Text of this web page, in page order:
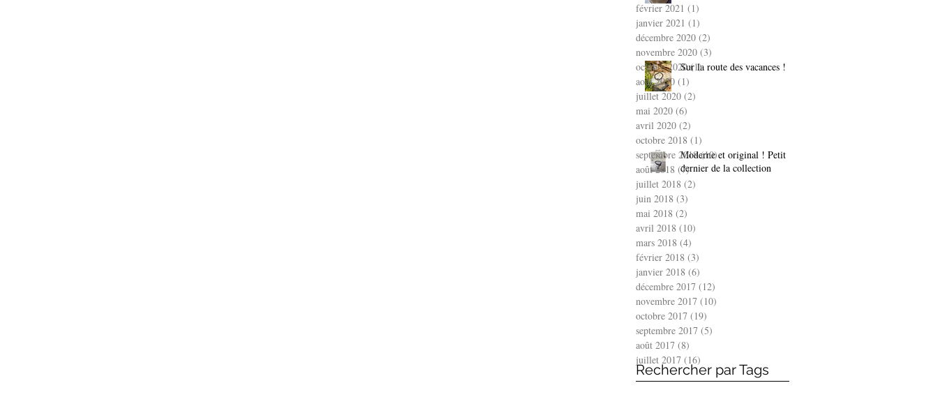
Sur la route des vacances !
Moderne et original ! Petit
dernier de la collection
Rechercher par Tags
février 2021 (1)
janvier 2021 (1)
décembre 2020 (2)
novembre 2020 (3)
octobre 2020 (1)1 post
août 2020 (1)
juillet 2020 (2)
mai 2020 (6)
avril 2020 (2)
octobre 2018 (1)
septembre 2018 (10)10 posts
août 2018 (7)7 posts
juillet 2018 (2)
juin 2018 (3)
mai 2018 (2)
avril 2018 (10)
mars 2018 (4)
février 2018 (3)
janvier 2018 (6)
décembre 2017 (12)
novembre 2017 (10)
octobre 2017 (19)
septembre 2017 (5)
août 2017 (8)
juillet 2017 (16)